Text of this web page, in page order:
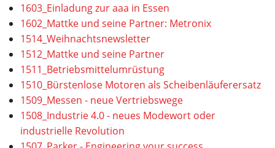
1603_Einladung zur aaa in Essen
1602_Mattke und seine Partner: Metronix
1514_Weihnachtsnewsletter
1512_Mattke und seine Partner
1511_Betriebsmittelumrüstung
1510_Bürstenlose Motoren als Scheibenläuferersatz
1509_Messen - neue Vertriebswege
1508_Industrie 4.0 - neues Modewort oder
industrielle Revolution